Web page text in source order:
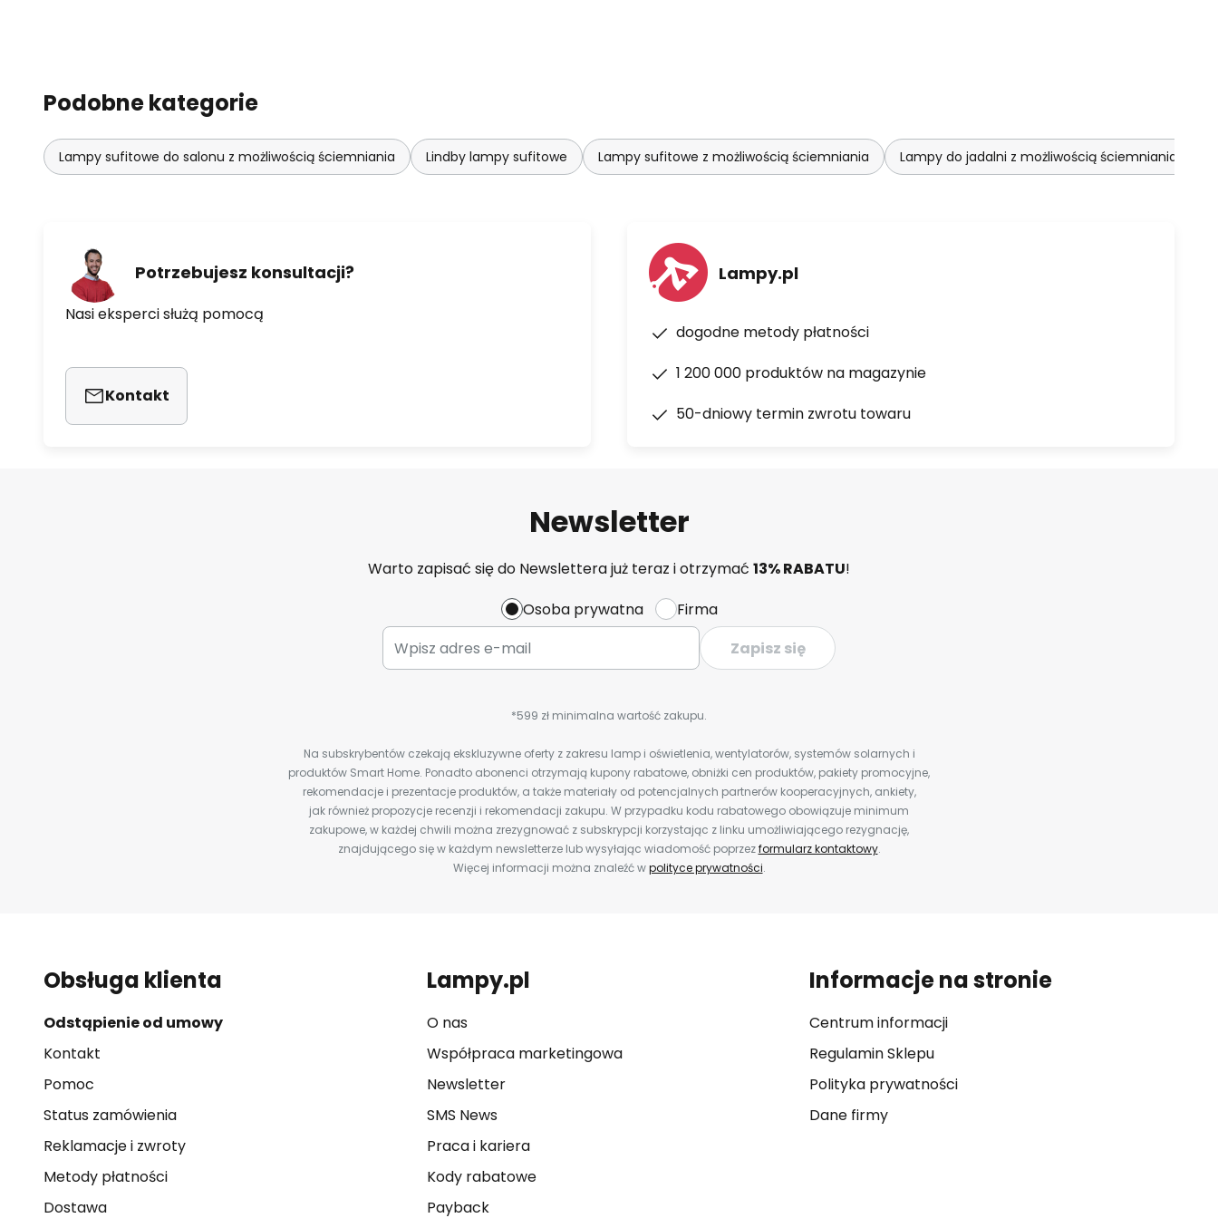
Podobne kategorie
Lampy sufitowe do salonu z możliwością ściemniania Lindby lampy sufitowe Lampy sufitowe z możliwością ściemniania Lampy do jadalni z możliwością ściemniania
Potrzebujesz konsultacji?
Nasi eksperci służą pomocą
Kontakt
Lampy.pl
dogodne metody płatności
1 200 000 produktów na magazynie
50-dniowy termin zwrotu towaru
Newsletter
Warto zapisać się do Newslettera już teraz i otrzymać 13% RABATU!
Osoba prywatna
Firma
Zapisz się
*599 zł minimalna wartość zakupu.
Na subskrybentów czekają ekskluzywne oferty z zakresu lamp i oświetlenia, wentylatorów, systemów solarnych i
produktów Smart Home. Ponadto abonenci otrzymają kupony rabatowe, obniżki cen produktów, pakiety promocyjne,
rekomendacje i prezentacje produktów, a także materiały od potencjalnych partnerów kooperacyjnych, ankiety,
jak również propozycje recenzji i rekomendacji zakupu. W przypadku kodu rabatowego obowiązuje minimum
zakupowe, w każdej chwili można zrezygnować z subskrypcji korzystając z linku umożliwiającego rezygnację,
znajdującego się w każdym newsletterze lub wysyłając wiadomość poprzezformularz kontaktowy.
Więcej informacji można znaleźć wpolityce prywatności.
Obsługa klienta
Odstąpienie od umowy
Kontakt
Pomoc
Status zamówienia
Reklamacje i zwroty
Metody płatności
Dostawa
Lampy.pl
O nas
Współpraca marketingowa
Newsletter
SMS News
Praca i kariera
Kody rabatowe
Payback
Informacje na stronie
Centrum informacji
Regulamin Sklepu
Polityka prywatności
Dane firmy